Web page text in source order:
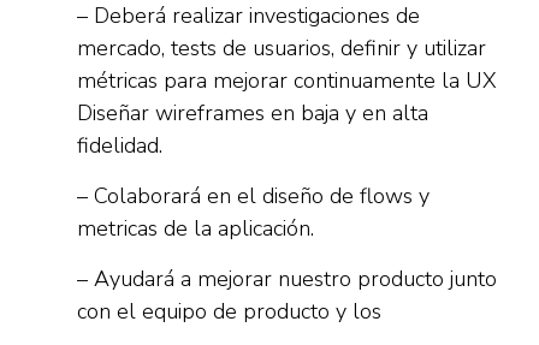
– Deberá realizar investigaciones de
mercado, tests de usuarios, definir y utilizar
métricas para mejorar continuamente la UX
Diseñar wireframes en baja y en alta
fidelidad.
– Colaborará en el diseño de flows y
metricas de la aplicación.
– Ayudará a mejorar nuestro producto junto
con el equipo de producto y los